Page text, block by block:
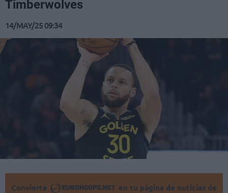
Timberwolves
14/MAY/25 09:34
Convierte
en tu página de noticias de